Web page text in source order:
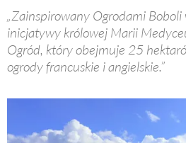
„Zainspirowany Ogrodami Boboli
inicjatywy królowej Marii
Ogród, który obejmuje 25
ogrody francuskie i angielskie.”